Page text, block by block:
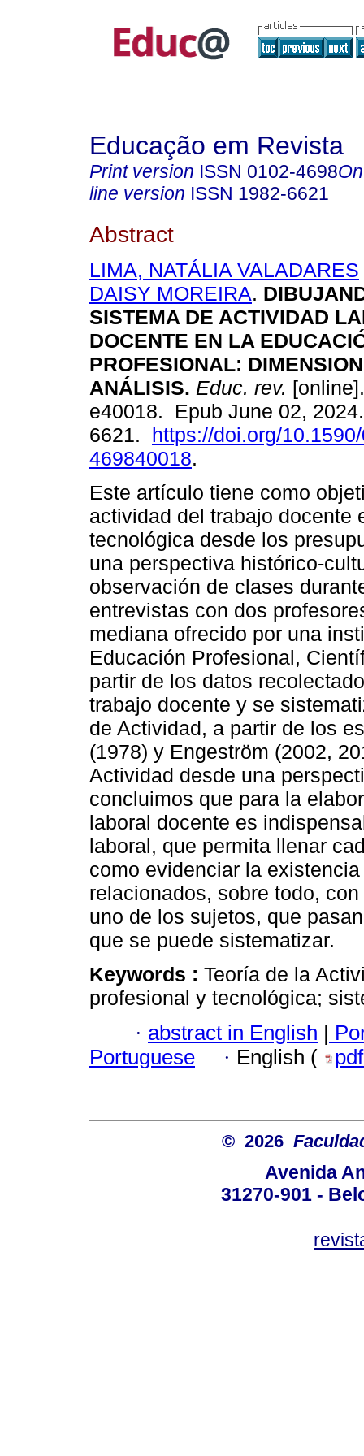
Educação em Revista
Print version ISSN 0102-4698
line version ISSN 1982-6621
Abstract
LIMA, NATÁLIA VALADARES
DAISY MOREIRA.
SISTEMA DE ACTIVIDAD
DOCENTE EN LA
PROFESIONAL:
ANÁLISIS. Educ. rev.
e40018. Epub June 02,
6621. https://doi.org/
469840018.
Este artículo tiene como
actividad del trabajo docente
tecnológica desde los
una perspectiva histórico-
observación de clases
entrevistas con dos
mediana ofrecido por una
Educación Profesional,
partir de los datos
trabajo docente y se
de Actividad, a partir de los
(1978) y Engeström (2002,
Actividad desde una
concluimos que para la
laboral docente es
laboral, que permita llenar
como evidenciar la
relacionados, sobre todo,
uno de los sujetos, que
que se puede sistematizar.
Keywords : Teoría de la
profesional y tecnológica;
· abstract in English |
Portuguese
· English (
© 2026
Avenida
31270-901 -